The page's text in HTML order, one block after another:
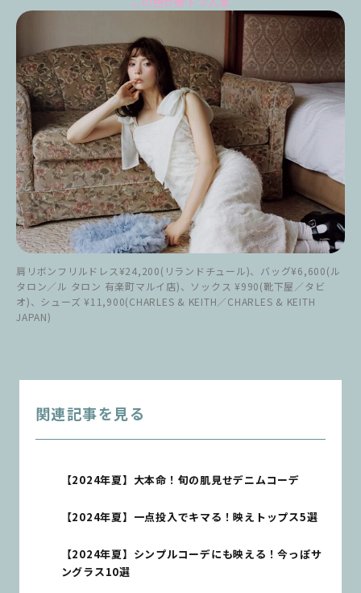
肩リボンフリルドレス¥24,200(リランドチュール)、バッグ¥6,600(ル
タロン／ル タロン 有楽町マルイ店)、ソックス ¥990(靴下屋／タビ
オ)、シューズ ¥11,900(CHARLES & KEITH／CHARLES & KEITH
JAPAN)
関連記事を見る
【2024年夏】大本命！旬の肌見せデニムコーデ
【2024年夏】一点投入でキマる！映えトップス5選
【2024年夏】シンプルコーデにも映える！今っぽサ
ングラス10選